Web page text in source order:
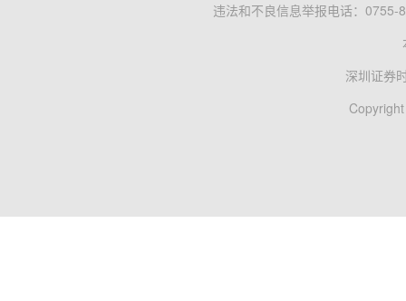
违法和不良信息举报电话：0755-
深圳证券